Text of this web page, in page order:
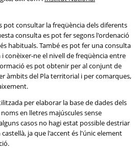
pot consultar la freqüència dels diferents
consulta es pot fer segons l'ordenació
habituals. També es pot fer una consulta
conèixer-ne el nivell de freqüència entre
es pot obtenir per al conjunt de
àmbits del Pla territorial i per comarques,
per elaborar la base de dades dels
en lletres majúscules sense
casos no hagi estat possible destriar
ja que l'accent és l'únic element